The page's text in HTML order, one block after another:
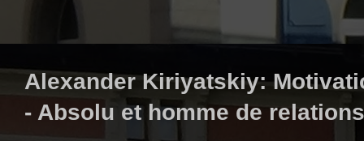
Alexander Kiriyatskiy:
- Absolu et homme de relations